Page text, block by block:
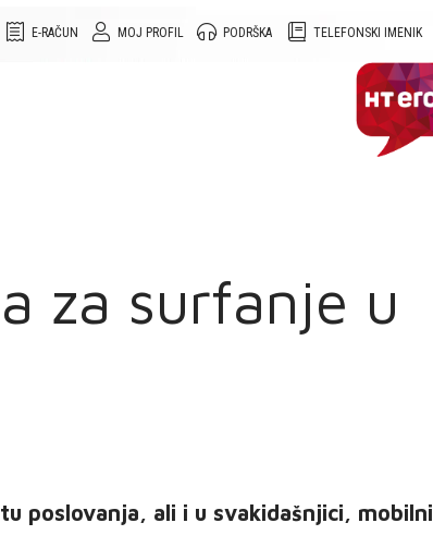
TELEFONSKI IMENIK
PODRŠKA
MOJ PROFIL
E-RAČUN
za surfanje u
poslovanja, ali i u svakidašnjici, mobilni